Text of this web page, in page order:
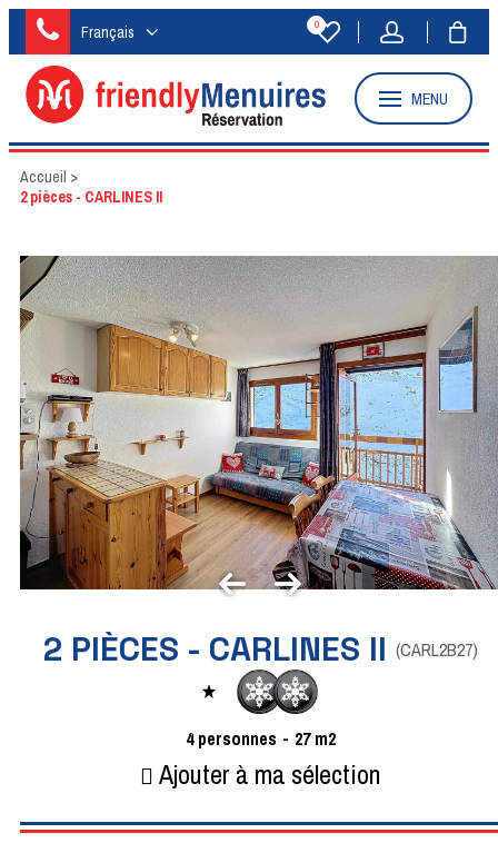
Français 0
MENU
Accueil >
2 pièces - CARLINES II
2 PIÈCES - CARLINES II (CARL2B27)
4 personnes 27 m2
Ajouter à ma sélection